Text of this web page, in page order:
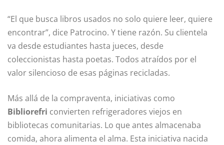
“El que busca libros usados no solo quiere leer, quiere
encontrar”, dice Patrocino. Y tiene razón. Su clientela
va desde estudiantes hasta jueces, desde
coleccionistas hasta poetas. Todos atraídos por el
valor silencioso de esas páginas recicladas.
Más allá de la compraventa, iniciativas como
Bibliorefri convierten refrigeradores viejos en
bibliotecas comunitarias. Lo que antes almacenaba
comida, ahora alimenta el alma. Esta iniciativa nacida